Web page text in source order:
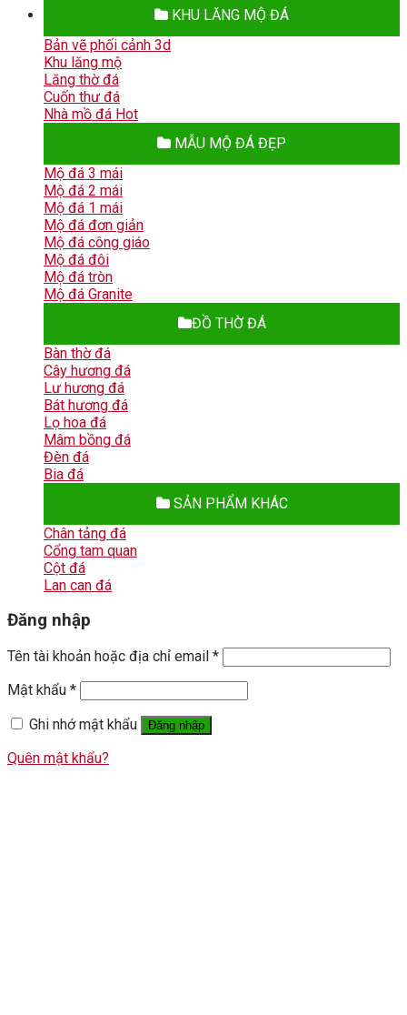
KHU LĂNG MỘ ĐÁ
Bản vẽ phối cảnh 3d
Khu lăng mộ
Lăng thờ đá
Cuốn thư đá
Nhà mồ đá
MẪU MỘ ĐÁ ĐẸP
Mộ đá 3 mái
Mộ đá 2 mái
Mộ đá 1 mái
Mộ đá đơn giản
Mộ đá công giáo
Mộ đá đôi
Mộ đá tròn
Mộ đá Granite
ĐỒ THỜ ĐÁ
Bàn thờ đá
Cây hương đá
Lư hương đá
Bát hương đá
Lọ hoa đá
Mâm bồng đá
Đèn đá
Bia đá
SẢN PHẨM KHÁC
Chân tảng đá
Cổng tam quan
Cột đá
Lan can đá
Đăng nhập
Tên tài khoản hoặc địa chỉ email *
Mật khẩu *
Ghi nhớ mật khẩu
Đăng nhập
Quên mật khẩu?